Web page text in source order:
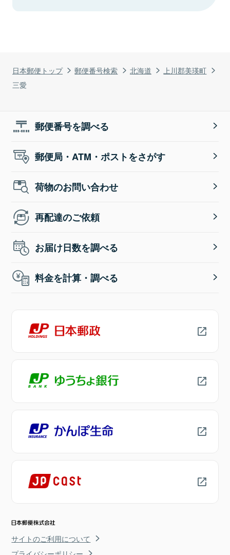
日本郵便トップ 郵便番号検索 北海道
上川郡美瑛町
三愛
郵便番号を調べる
郵便局・ATM・ポストをさがす
荷物のお問い合わせ
再配達のご依頼
お届け日数を調べる
料金を計算・調べる
サイトのご利用について